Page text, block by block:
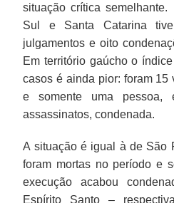
situação crítica
Sul e Santa Catarina
julgamentos e oito
Em território gaúcho o
casos é ainda pior: foram 15
e somente uma pessoa,
assassinatos, condenada.
A situação é igual à de São
foram mortas no período e
execução acabou
Espírito Santo –